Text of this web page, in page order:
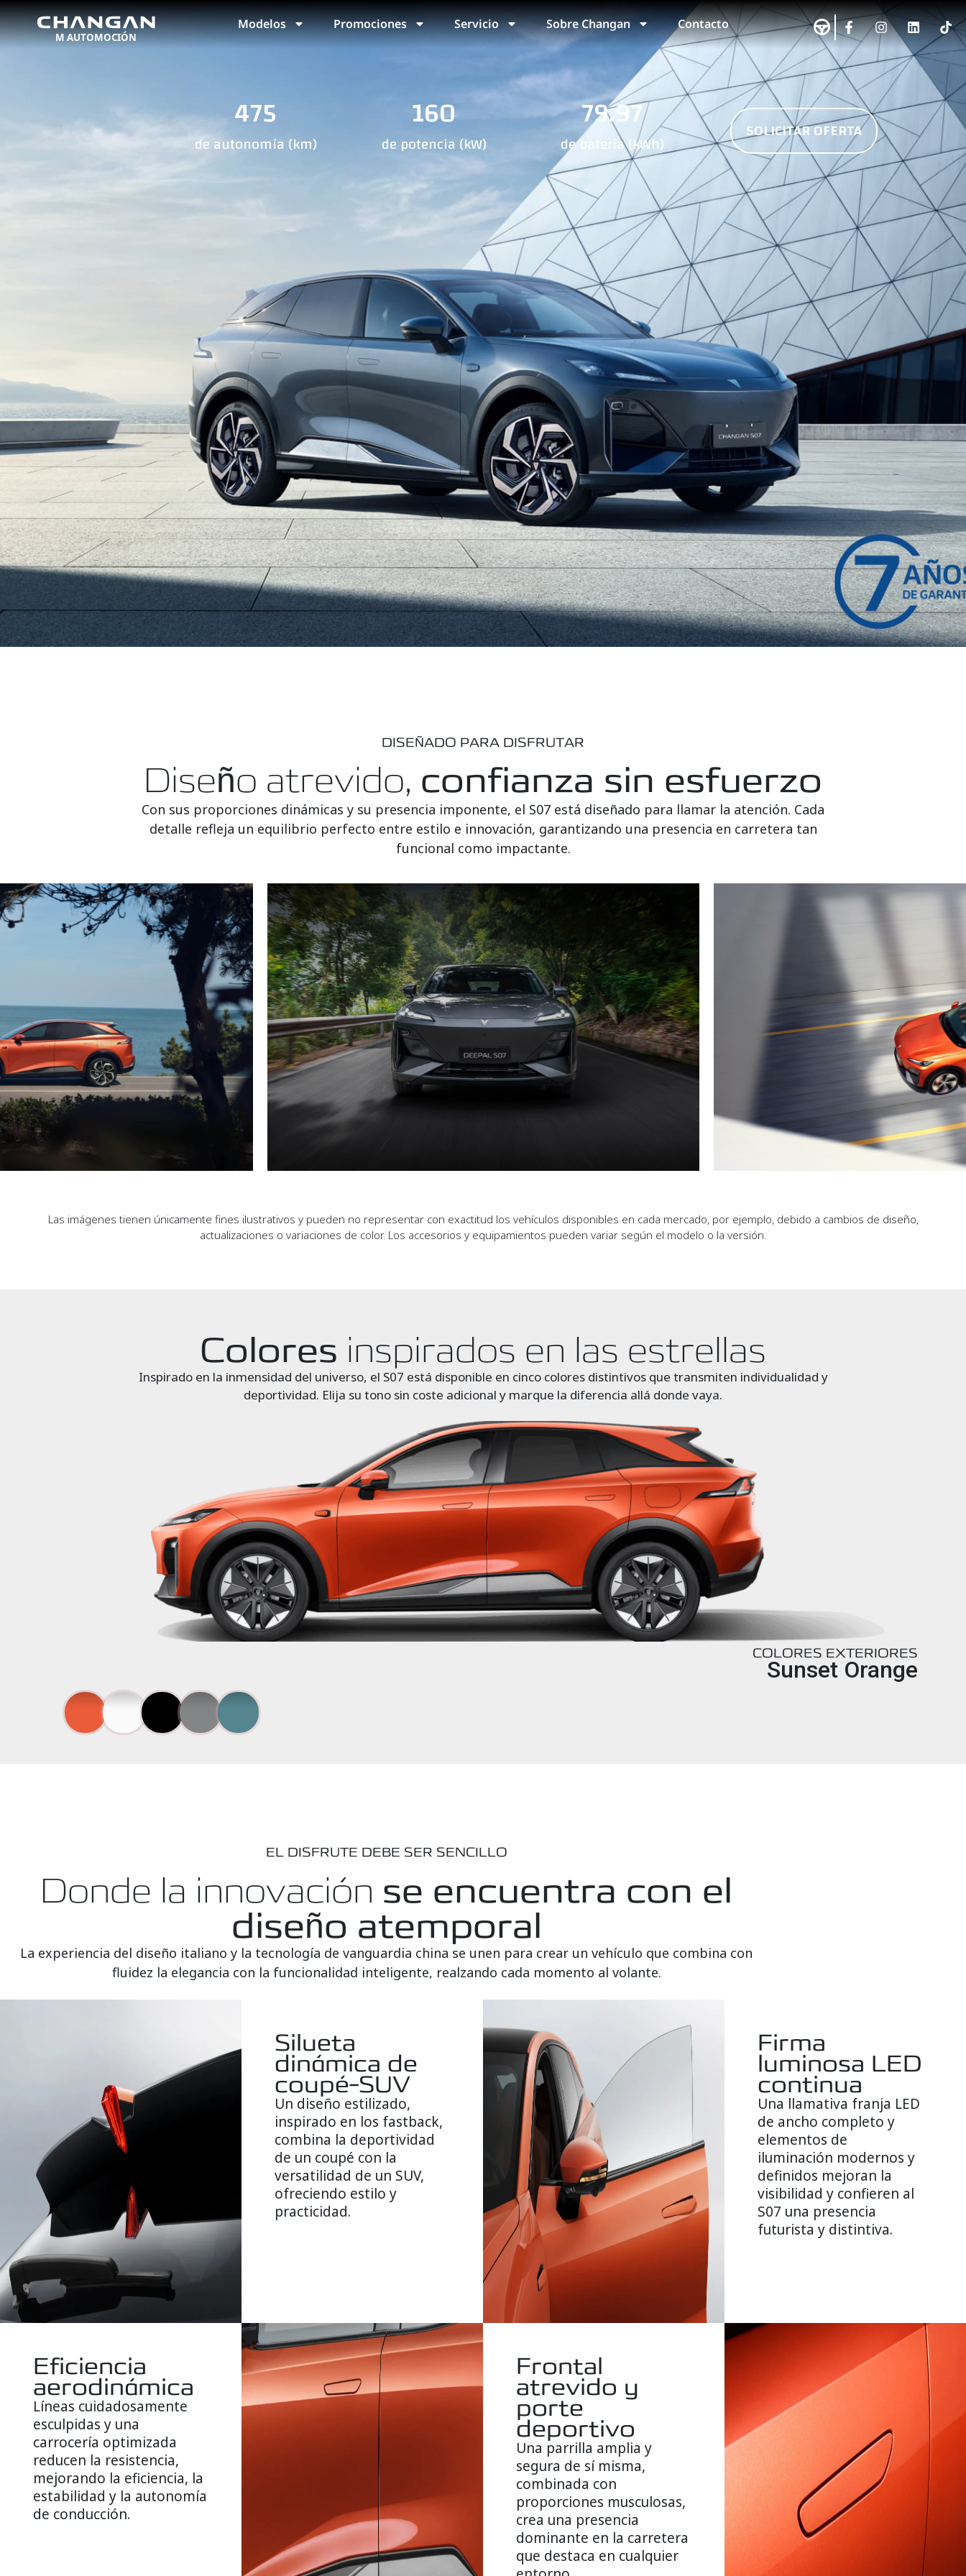
Modelos Promociones Servicio Sobre Changan Contacto
de autonomía (km)
475
de potencia (kW)
160
de batería (kWh)
79.97 SOLICITAR OFERTA
DISEÑADO PARA DISFRUTAR
Diseño atrevido, confianza sin esfuerzo
Con sus proporciones dinámicas y su presencia imponente, el S07 está diseñado para llamar la atención. Cada
detalle refleja un equilibrio perfecto entre estilo e innovación, garantizando una presencia en carretera tan
funcional como impactante.
Las imágenes tienen únicamente fines ilustrativos y pueden no representar con exactitud los vehículos disponibles en cada mercado, por ejemplo, debido a cambios de diseño,
actualizaciones o variaciones de color. Los accesorios y equipamientos pueden variar según el modelo o la versión.
Colores inspirados en las estrellas
Inspirado en la inmensidad del universo, el S07 está disponible en cinco colores distintivos que transmiten individualidad y
deportividad. Elija su tono sin coste adicional y marque la diferencia allá donde vaya.
COLORES EXTERIORES
Sunset Orange
EL DISFRUTE DEBE SER SENCILLO
Donde la innovación se encuentra con el
diseño atemporal
La experiencia del diseño italiano y la tecnología de vanguardia china se unen para crear un vehículo que combina con
fluidez la elegancia con la funcionalidad inteligente, realzando cada momento al volante.
Silueta
dinámica de
coupé-SUV
Un diseño estilizado,
inspirado en los fastback,
combina la deportividad
de un coupé con la
versatilidad de un SUV,
ofreciendo estilo y
practicidad.
Firma
luminosa LED
continua
Una llamativa franja LED
de ancho completo y
elementos de
iluminación modernos y
definidos mejoran la
visibilidad y confieren al
S07 una presencia
futurista y distintiva.
Eficiencia
aerodinámica
Líneas cuidadosamente
esculpidas y una
carrocería optimizada
reducen la resistencia,
mejorando la eficiencia, la
estabilidad y la autonomía
de conducción.
Frontal
atrevido y
porte
deportivo
Una parrilla amplia y
segura de sí misma,
combinada con
proporciones musculosas,
crea una presencia
dominante en la carretera
que destaca en cualquier